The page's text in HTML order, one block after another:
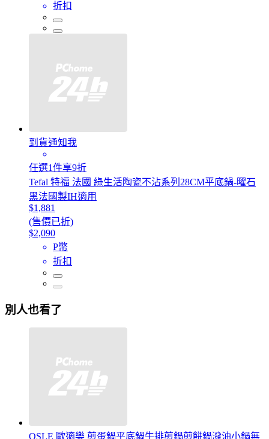
折扣
到貨通知我
任選1件享9折
Tefal 特福 法國 綠生活陶瓷不沾系列28CM平底鍋-曜石
黑法國製IH適用
$1,881
(售價已折)
$2,090
P幣
折扣
別人也看了
OSLE 歐適樂 煎蛋鍋平底鍋牛排煎鍋煎餅鍋潑油小鍋無